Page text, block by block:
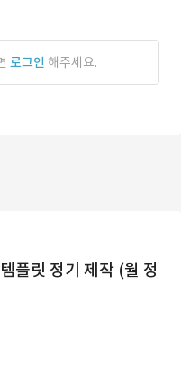
로그인 해주세요.
플릿 정기 제작 (월 정